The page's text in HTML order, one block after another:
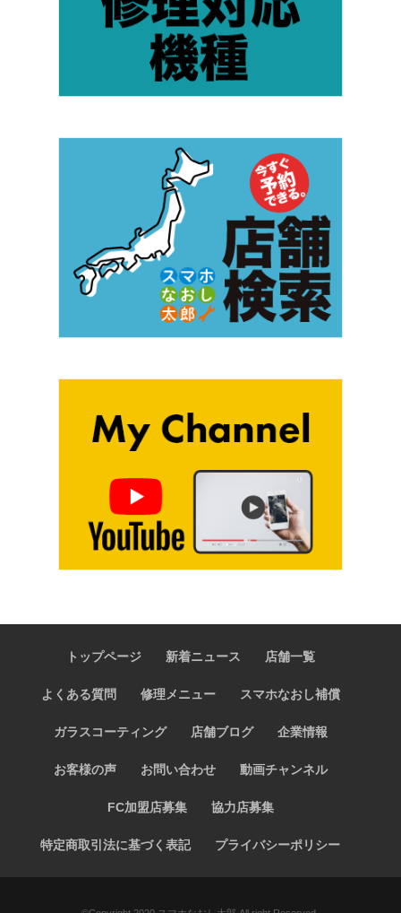
トップページ 新着ニュース 店舗一覧
よくある質問 修理メニュー スマホなおし補償
ガラスコーティング 店舗ブログ 企業情報
お客様の声 お問い合わせ 動画チャンネル
FC加盟店募集 協力店募集
特定商取引法に基づく表記 プライバシーポリシー